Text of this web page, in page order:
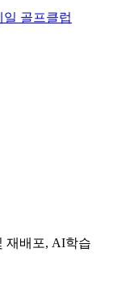
골프클럽
재배포, AI학습